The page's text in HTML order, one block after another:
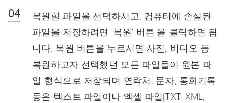
복원할 파일을 선택하시고, 컴퓨터에 손실된
파일을 저장하려면 ‘복원’ 버튼 을 클릭하면 됩
니다. 복원 버튼을 누르시면 사진, 비디오 등
복원하고자 선택했던 모든 파일들이 원본 파
일 형식으로 저장되며 연락처, 문자, 통화기록
등은 텍스트 파일이나 엑셀 파일(TXT, XML,